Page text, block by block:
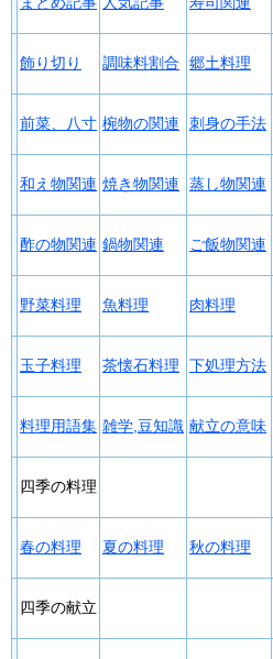
飾り切り 調味料割合 郷土料理
前菜、八寸 椀物の関連 刺身の手法
和え物関連 焼き物関連 蒸し物関連
酢の物関連 鍋物関連 ご飯物関連
野菜料理 魚料理 肉料理
玉子料理 茶懐石料理 下処理方法
料理用語集 雑学,豆知識 献立の意味
四季の料理
春の料理 夏の料理 秋の料理
四季の献立